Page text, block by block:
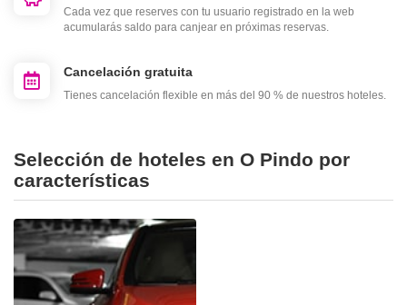
Cada vez que reserves con tu usuario registrado en la web
acumularás saldo para canjear en próximas reservas.
Cancelación gratuita
Tienes cancelación flexible en más del 90 % de nuestros hoteles.
Selección de hoteles en O Pindo por
características